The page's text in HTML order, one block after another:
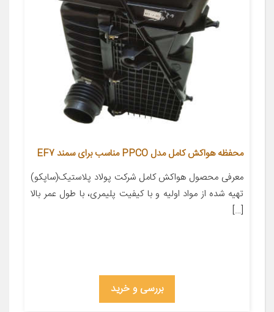
محفظه هواکش کامل مدل PPCO مناسب برای سمند EF7
معرفی محصول هواکش کامل شرکت پولاد پلاستیک(ساپکو)
تهیه شده از مواد اولیه و با کیفیت پلیمری، با طول عمر بالا
[…]
بررسی و خرید